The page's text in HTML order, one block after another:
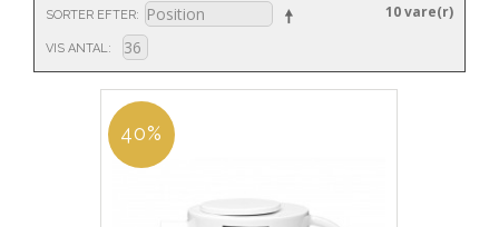
SORTER EFTER
VIS ANTAL
10 vare(r)
40%